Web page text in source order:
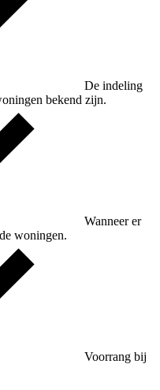
De indeling
bekend zijn.
Wanneer er
woningen.
Voorrang bij